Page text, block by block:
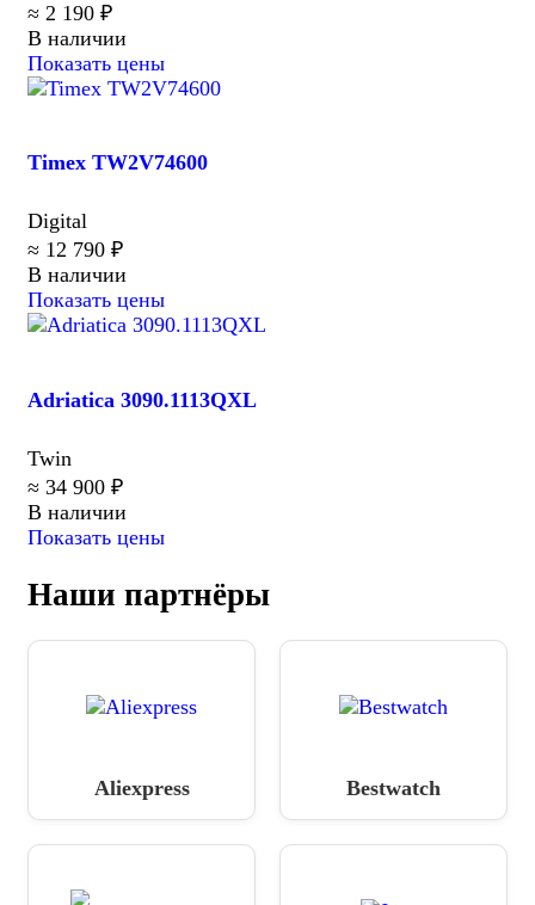
≈ 2 190 ₽
В наличии
Показать цены
Timex TW2V74600
Digital
≈ 12 790 ₽
В наличии
Показать цены
Adriatica 3090.1113QXL
Twin
≈ 34 900 ₽
В наличии
Показать цены
Наши партнёры
Aliexpress Bestwatch